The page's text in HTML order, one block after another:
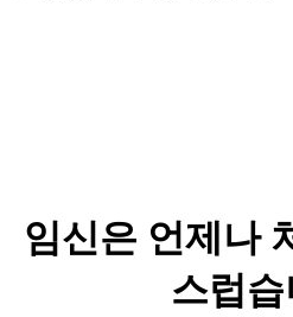
임신은 언제나
스럽